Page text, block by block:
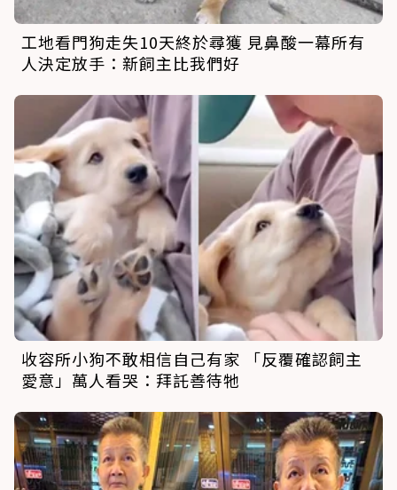
工地看門狗走失10天終於尋獲 見鼻酸一幕所有
人決定放手：新飼主比我們好
收容所小狗不敢相信自己有家 「反覆確認飼主
愛意」萬人看哭：拜託善待牠